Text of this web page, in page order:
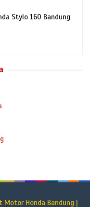
Stylo 160 Bandung
Motor Honda Bandung |